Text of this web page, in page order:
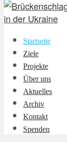
Startseite
Ziele
Projekte
Über uns
Aktuelles
Archiv
Kontakt
Spenden